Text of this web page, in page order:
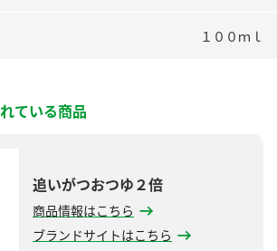
１００ｍｌ
ている商品
追いがつおつゆ２倍
商品情報はこちら
ブランドサイトはこちら